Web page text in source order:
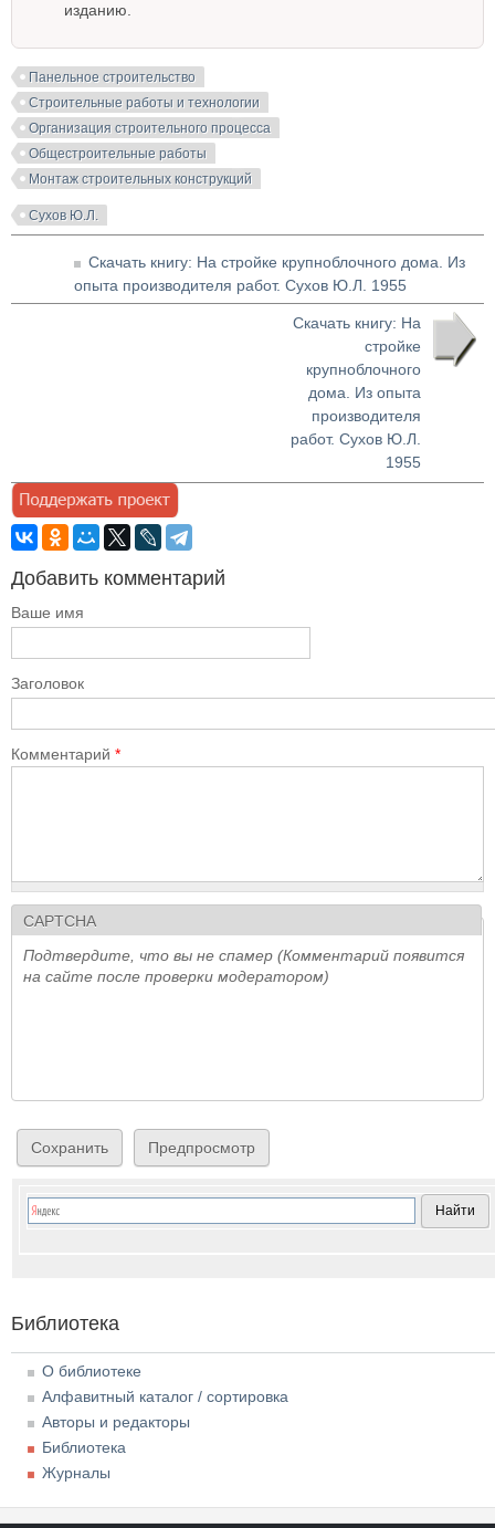
изданию.
Панельное строительство
Строительные работы и технологии
Организация строительного процесса
Общестроительные работы
Монтаж строительных конструкций
Сухов Ю.Л.
Скачать книгу: На стройке крупноблочного дома. Из
опыта производителя работ. Сухов Ю.Л. 1955
Скачать книгу: На
стройке
крупноблочного
дома. Из опыта
производителя
работ. Сухов Ю.Л.
1955
Добавить комментарий
Ваше имя
Заголовок
Комментарий *
CAPTCHA
Подтвердите, что вы не спамер (Комментарий появится
на сайте после проверки модератором)
Библиотека
О библиотеке
Алфавитный каталог / сортировка
Авторы и редакторы
Библиотека
Журналы